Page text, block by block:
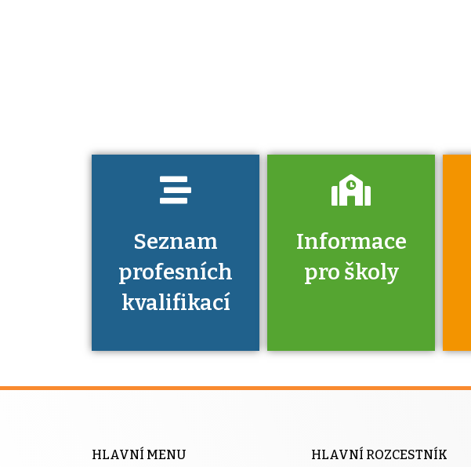
Seznam
profesních
kvalifikací
Informace
pro školy
Víte, že jako škola
kvalifikací jisté
HLAVNÍ MENU HLAVNÍ ROZCESTNÍK